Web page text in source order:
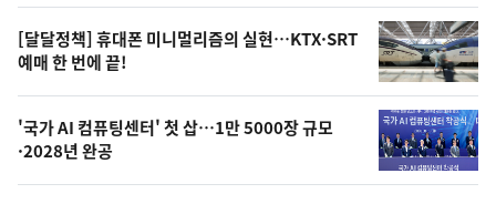
오
늘
의
사
진
[달달정책] 휴대폰 미니멀리즘의 실현…KTX·SRT
예매 한 번에 끝!
'국가 AI 컴퓨팅센터' 첫 삽…1만 5000장 규모
·2028년 완공